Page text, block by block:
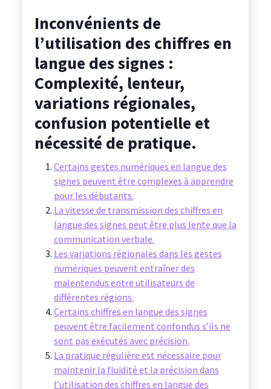
Inconvénients de
l’utilisation des chiffres en
langue des signes :
Complexité, lenteur,
variations régionales,
confusion potentielle et
nécessité de pratique.
Certains gestes numériques en langue des
signes peuvent être complexes à apprendre
pour les débutants.
La vitesse de transmission des chiffres en
langue des signes peut être plus lente que la
communication verbale.
Les variations régionales dans les gestes
numériques peuvent entraîner des
malentendus entre utilisateurs de
différentes régions.
Certains chiffres en langue des signes
peuvent être facilement confondus s’ils ne
sont pas exécutés avec précision.
La pratique régulière est nécessaire pour
maintenir la fluidité et la précision dans
l’utilisation des chiffres en langue des